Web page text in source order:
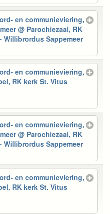
en communieviering,
@ Parochiezaal, RK
Willibrordus Sappemeer
en communieviering,
RK kerk St. Vitus
en communieviering,
@ Parochiezaal, RK
Willibrordus Sappemeer
en communieviering,
RK kerk St. Vitus